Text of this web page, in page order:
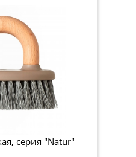
серия "Natur"